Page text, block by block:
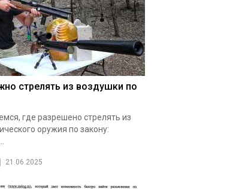
стрелять из воздушки по
где разрешено стрелять из
оружия по закону:
21.06.2025